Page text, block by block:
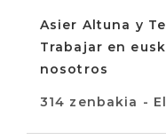
Asier Altuna y
Trabajar en
nosotros
314 zenbakia -